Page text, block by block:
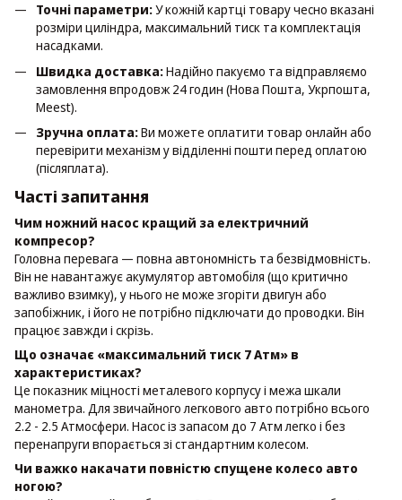
Точні параметри:У кожній картці товару чесно вказані
розміри циліндра, максимальний тиск та комплектація
насадками.
Швидка доставка:Надійно пакуємо та відправляємо
замовлення впродовж 24 годин (Нова Пошта, Укрпошта,
Meest).
Зручна оплата:Ви можете оплатити товар онлайн або
перевірити механізм у відділенні пошти перед оплатою
(післяплата).
Часті запитання
Чим ножний насос кращий за електричний
компресор?
Головна перевага — повна автономність та безвідмовність.
Він не навантажує акумулятор автомобіля (що критично
важливо взимку), у нього не може згоріти двигун або
запобіжник, і його не потрібно підключати до проводки. Він
працює завжди і скрізь.
Що означає «максимальний тиск 7 Атм» в
характеристиках?
Це показник міцності металевого корпусу і межа шкали
манометра. Для звичайного легкового авто потрібно всього
2.2 - 2.5 Атмосфери. Насос із запасом до 7 Атм легко і без
перенапруги впорається зі стандартним колесом.
Чи важко накачати повністю спущене колесо авто
ногою?